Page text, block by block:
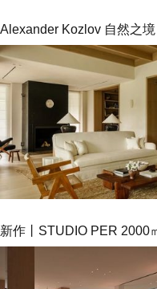
Alexander Kozlov 自然之境
新作丨STUDIO PER 2000